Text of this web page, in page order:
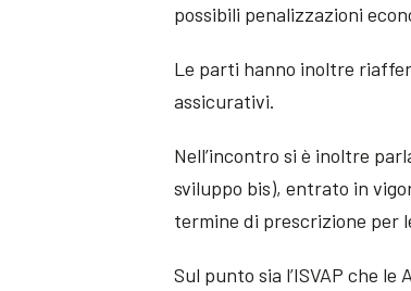
possibili penalizzazioni
Le parti hanno inoltre
assicurativi.
Nell’incontro si è inoltre
sviluppo bis), entrato in
termine di prescrizione per
Sul punto sia l’ISVAP che